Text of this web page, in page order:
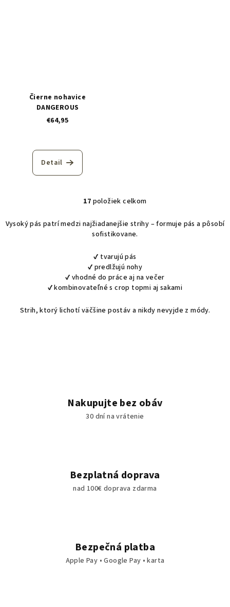
Čierne nohavice
DANGEROUS
€64,95
Detail
O
v
l
d
a
c
i
p
p
i
s
17 položiek celkom
Vysoký pás patrí medzi najžiadanejšie strihy – formuje pás a pôsobí
sofistikovane.
✔ tvarujú pás
✔ predlžujú nohy
✔ vhodné do práce aj na večer
✔ kombinovateľné s crop topmi aj sakami
Strih, ktorý lichotí väčšine postáv a nikdy nevyjde z módy.
Nakupujte bez obáv
30 dní na vrátenie
Bezplatná doprava
nad 100€ doprava zdarma
Bezpečná platba
Apple Pay • Google Pay • karta